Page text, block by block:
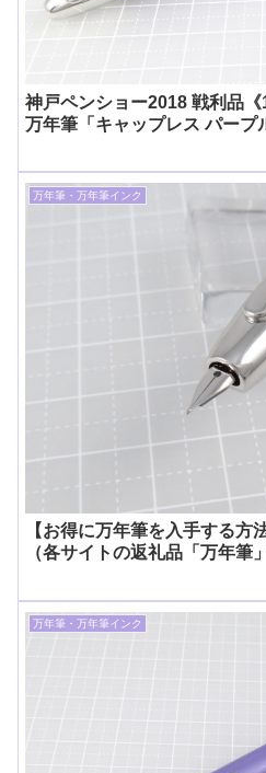
神戸ペンショー2018 戦利品
万年筆「キャップレス パープ
万年筆・万年筆インク
【お得に万年筆を入手する方
（各サイトの返礼品「万年筆
万年筆・万年筆インク